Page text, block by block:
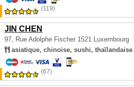
(119)
JIN CHEN
97, Rue Adolphe Fischer 1521 Luxembourg
asiatique, chinoise, sushi, thaïlandaise
(67)